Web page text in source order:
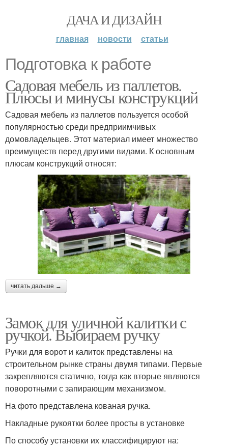
ДАЧА И ДИЗАЙН
главная новости статьи
Подготовка к работе
Садовая мебель из паллетов.
Плюсы и минусы конструкций
Садовая мебель из паллетов пользуется особой
популярностью среди предприимчивых
домовладельцев. Этот материал имеет множество
преимуществ перед другими видами. К основным
плюсам конструкций относят:
читать дальше →
Замок для уличной калитки с
ручкой. Выбираем ручку
Ручки для ворот и калиток представлены на
строительном рынке страны двумя типами. Первые
закрепляются статично, тогда как вторые являются
поворотными с запирающим механизмом.
На фото представлена кованая ручка.
Накладные рукоятки более просты в установке
По способу установки их классифицируют на: